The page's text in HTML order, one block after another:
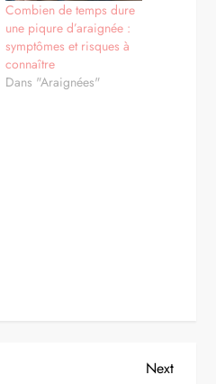
Combien de temps dure
une piqure d’araignée :
symptômes et risques à
connaître
Dans "Araignées"
Next
Next